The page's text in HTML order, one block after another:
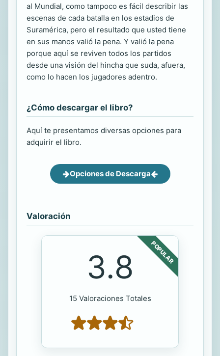
al Mundial, como tampoco es fácil describir las
escenas de cada batalla en los estadios de
Suramérica, pero el resultado que usted tiene
en sus manos valió la pena. Y valió la pena
porque aquí se reviven todos los partidos
desde una visión del hincha que suda, afuera,
como lo hacen los jugadores adentro.
¿Cómo descargar el libro?
Aquí te presentamos diversas opciones para
adquirir el libro.
Opciones de Descarga
Valoración
POPULAR
3.8
15 Valoraciones Totales